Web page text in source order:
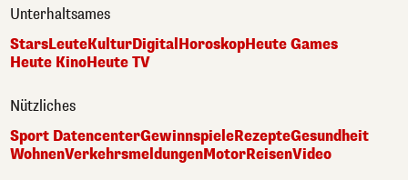
Unterhaltsames
StarsLeuteKulturDigital HoroskopHeute Games
Heute KinoHeute TV
Nützliches
Sport DatencenterGewinnspieleRezepteGesundheit
WohnenVerkehrsmeldungenMotorReisenVideo